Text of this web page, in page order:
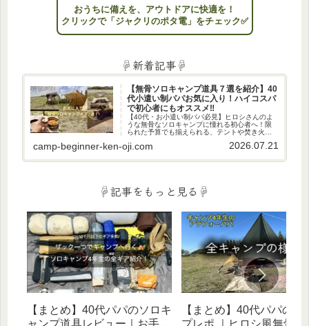
おうちに備えを、アウトドアに快適を！
クリックで「ジャクリのポタ電」をチェック✅
☟新着記事☟
【無骨ソロキャンプ道具７選を紹介】40
代小遣い制パパお気に入り！ハイコスパ
で初心者にもオススメ‼
【40代・お小遣い制パパ必見】ヒロシさんのよ
うな無骨なソロキャンプに憧れる初心者へ！限
られた予算でも揃えられる、テントや焚き火台
末、男のロマン溢れる秘密基地で日々の疲れを
camp-beginner-ken-oji.com 2026.07.21
☟記事をもっと見る☟
【まとめ】40代パパのソロキ
ャンプ道具レビュー｜お手頃
【まとめ】40代パパのキ
プレポ ｜ヒロシ風無骨ス